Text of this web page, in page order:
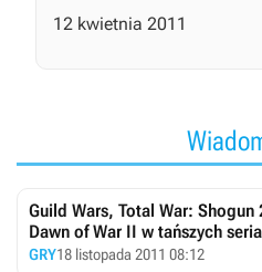
12 kwietnia 2011
Guild Wars, Total War: Shogun
Dawn of War II w tańszych
GRY18 listopada 2011 08:12